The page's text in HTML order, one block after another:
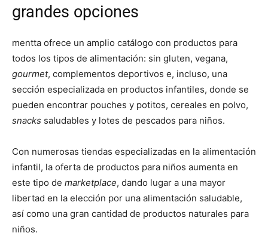
grandes opciones
mentta ofrece un amplio catálogo con productos para
todos los tipos de alimentación: sin gluten, vegana,
gourmet, complementos deportivos e, incluso, una
sección especializada en productos infantiles, donde se
pueden encontrar pouches y potitos, cereales en polvo,
snacks saludables y lotes de pescados para niños.
Con numerosas tiendas especializadas en la alimentación
infantil, la oferta de productos para niños aumenta en
este tipo de marketplace, dando lugar a una mayor
libertad en la elección por una alimentación saludable,
así como una gran cantidad de productos naturales para
niños.